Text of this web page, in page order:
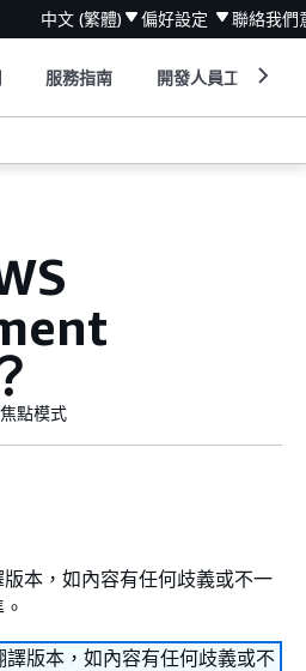
中文 (繁體) 偏好設定 聯絡我們
服務指南 開發人員工具
焦點模式
本，如內容有任何歧義或不一
版本，如內容有任何歧義或不